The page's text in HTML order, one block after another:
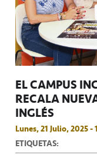
EL CAMPUS
RECALA
INGLÉS
Lunes, 21 Julio, 2025 -
ETIQUETAS: